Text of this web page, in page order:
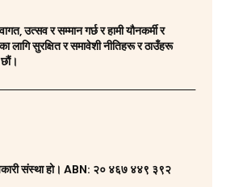
उत्सव र सम्मान गर्छ र हामी यौनकर्मी र
सुरक्षित र समावेशी नीतिहरू र ठाउँहरू
संस्था हो। ABN: २० ४६७ ४४९ ३९२